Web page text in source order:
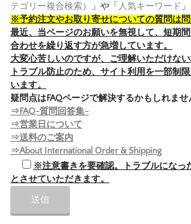
テゴリー複合検索）
」や「 人気キーワード
※予約注文やお取り寄せについての質問は問
最近、当ページのお願いを無視して、短期
合わせを繰り返す方が急増しています。
大変心苦しいのですが、ご理解いただけない
トラブル防止のため、サイト利用を一部制
います。
疑問点はFAQページで解決するかもしれませ
⇒FAQ-質問回答集-
⇒営業日について
⇒送料のご案内
⇒About International Order & Shipping
※注意書きを要確認。トラブルになっ
とさせていただきます。